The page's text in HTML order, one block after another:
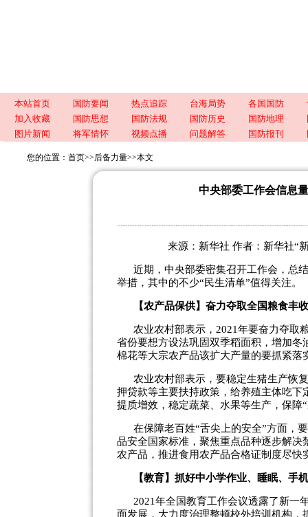
本站首页 国防要闻 热点追踪 台海局势 各国国防
加入收藏
国防思想 国防法规 国防历史 国防地理
图片新闻
将军情怀 视频点播 问题解答 国防报刊
您的位置： 首页>>后备力量>>本文
中央部委工作会信息
来源：新华社 作者：新华社“
近期，中央部委密集召开工作会，总
举措，其中的不少“民生清单”值得关注。
【农产品保供】奋力夺取全国粮食丰
农业农村部表示，2021年要奋力夺取
省份要想方设法巩固双季稻面积，增加
棉花等大宗农产品该扩大产量的要抓紧落
农业农村部表示，要稳定生猪生产恢
押贷款等主要扶持政策，给养殖主体吃
提质增效，稳定蔬菜、水果等生产，保障
在保障老百姓“舌尖上的安全”方面，
品安全国家标准，聚焦重点品种逐步解
农产品，推进食用农产品合格证制度尽快
【教育】抓好中小学作业、睡眠、手
2021年全国教育工作会议透露了新一
面发展，大力度治理整顿校外培训机构